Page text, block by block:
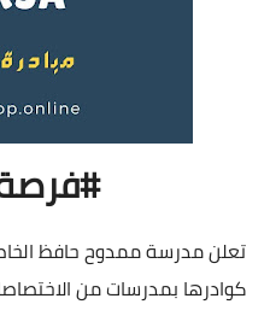
تعلن مدرسة ممدوح حافظ